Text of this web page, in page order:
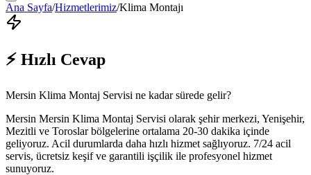
Ana Sayfa/Hizmetlerimiz/Klima Montajı
⚡ Hızlı Cevap
Mersin Klima Montaj Servisi ne kadar sürede gelir?
Mersin Mersin Klima Montaj Servisi olarak şehir merkezi, Yenişehir,
Mezitli ve Toroslar bölgelerine ortalama 20-30 dakika içinde
geliyoruz. Acil durumlarda daha hızlı hizmet sağlıyoruz. 7/24 acil
servis, ücretsiz keşif ve garantili işçilik ile profesyonel hizmet
sunuyoruz.